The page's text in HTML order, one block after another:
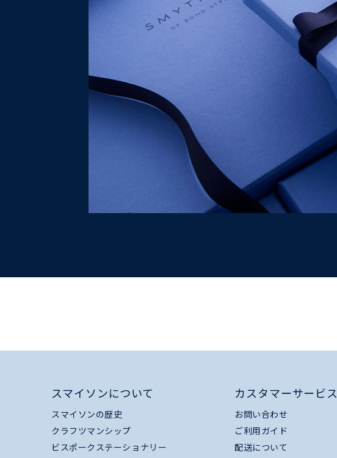
スマイソンについて
スマイソンの歴史
クラフツマンシップ
ビスポークステーショナリー
カスタマーサービス
お問い合わせ
ご利用ガイド
配送について